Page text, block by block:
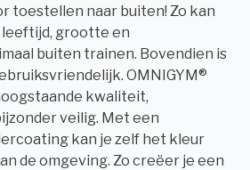
toestellen naar buiten! Zo kan
grootte en
buiten trainen. Bovendien is
OMNIGYM®
kwaliteit,
veilig. Met een
kan je zelf het kleur
de omgeving. Zo creëer je een